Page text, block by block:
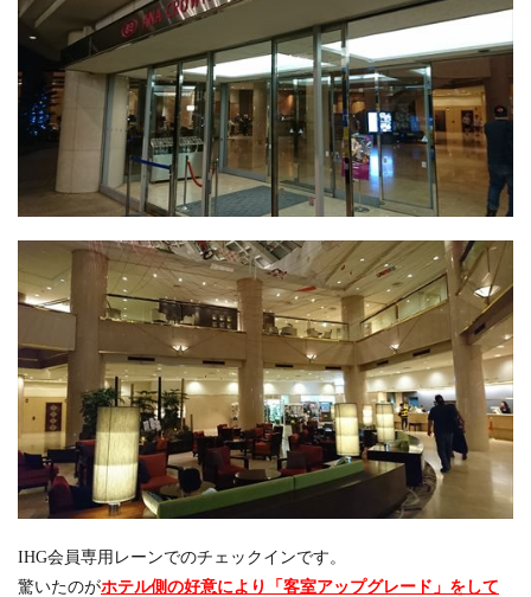
IHG会員専用レーンでのチェックインです。
驚いたのがホテル側の好意により「客室アップグレード」をして